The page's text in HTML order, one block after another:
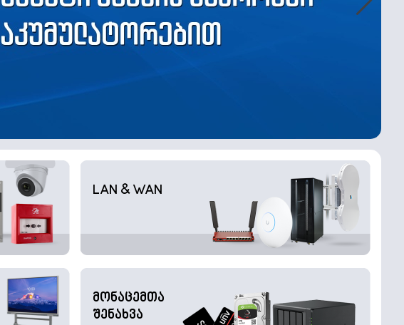
LAN & WAN
მონაცემთა
შენახვა